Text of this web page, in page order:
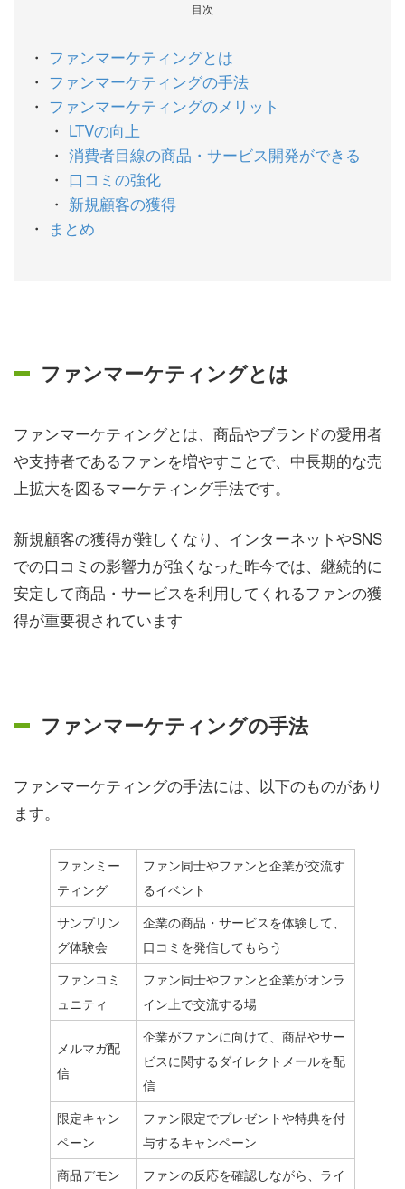
目次
ファンマーケティングとは
ファンマーケティングの手法
ファンマーケティングのメリット
LTVの向上
消費者目線の商品・サービス開発ができる
口コミの強化
新規顧客の獲得
まとめ
ファンマーケティングとは
ファンマーケティングとは、商品やブランドの愛用者
や支持者であるファンを増やすことで、中長期的な売
上拡大を図るマーケティング手法です。
新規顧客の獲得が難しくなり、インターネットやSNS
での口コミの影響力が強くなった昨今では、継続的に
安定して商品・サービスを利用してくれるファンの獲
得が重要視されています
ファンマーケティングの手法
ファンマーケティングの手法には、以下のものがあり
ます。
ファンミー
ティング
ファン同士やファンと企業が交流す
るイベント
サンプリン
グ体験会
企業の商品・サービスを体験して、
口コミを発信してもらう
ファンコミ
ュニティ
ファン同士やファンと企業がオンラ
イン上で交流する場
メルマガ配
信
企業がファンに向けて、商品やサー
ビスに関するダイレクトメールを配
信
限定キャン
ペーン
ファン限定でプレゼントや特典を付
与するキャンペーン
商品デモン
ファンの反応を確認しながら、ライ